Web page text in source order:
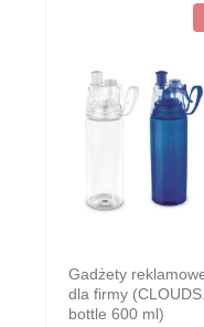
Gadżety
dla firmy
bottle 600 ml)